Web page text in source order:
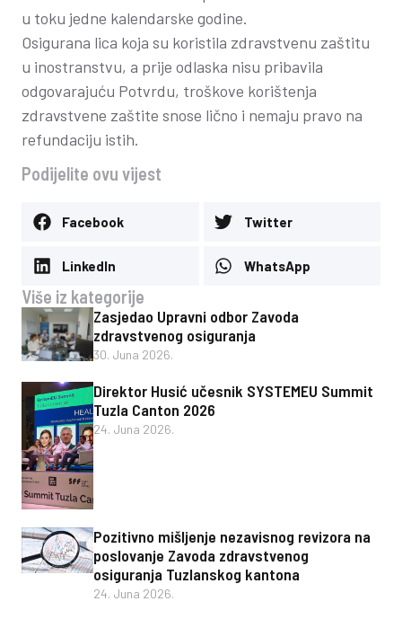
u toku jedne kalendarske godine.
Osigurana lica koja su koristila zdravstvenu zaštitu
u inostranstvu, a prije odlaska nisu pribavila
odgovarajuću Potvrdu, troškove korištenja
zdravstvene zaštite snose lično i nemaju pravo na
refundaciju istih.
Podijelite ovu vijest
Facebook Twitter
LinkedIn WhatsApp
Više iz kategorije
Zasjedao Upravni odbor Zavoda
zdravstvenog osiguranja
30. Juna 2026.
Direktor Husić učesnik SYSTEMEU Summit
Tuzla Canton 2026
24. Juna 2026.
Pozitivno mišljenje nezavisnog revizora na
poslovanje Zavoda zdravstvenog
osiguranja Tuzlanskog kantona
24. Juna 2026.